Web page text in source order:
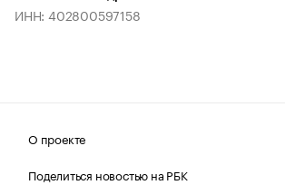
ИНН: 402800597158
О проекте
Поделиться новостью на РБК